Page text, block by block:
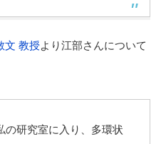
文 教授より江部さんについて
の研究室に入り、多環状